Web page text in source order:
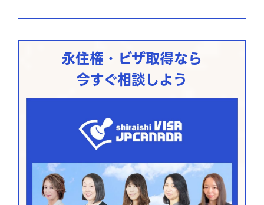
永住権・ビザ取得なら
今すぐ相談しよう